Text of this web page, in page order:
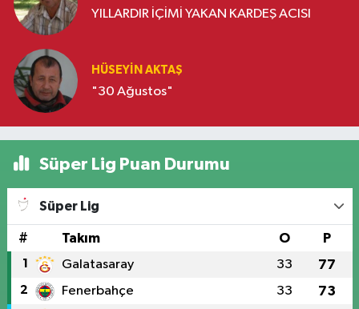
YILLARDIR İÇİMİ YAKAN KARDEŞ ACISI
HÜSEYIN AKTAŞ
"30 Ağustos"
Süper Lig Puan Durumu
Süper Lig
# Takım O P
1 Galatasaray 33 77
2 Fenerbahçe 33 73